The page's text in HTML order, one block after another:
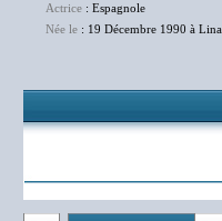
Actrice : Espagnole
Née le : 19 Décembre 1990 à